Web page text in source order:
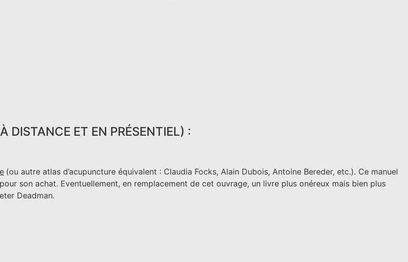
DISTANCE ET EN PRÉSENTIEL) :
(ou autre atlas d’acupuncture équivalent : Claudia Focks, Alain Dubois, Antoine Bereder, etc.). Ce manuel
son achat. Eventuellement, en remplacement de cet ouvrage, un livre plus onéreux mais bien plus
Deadman.